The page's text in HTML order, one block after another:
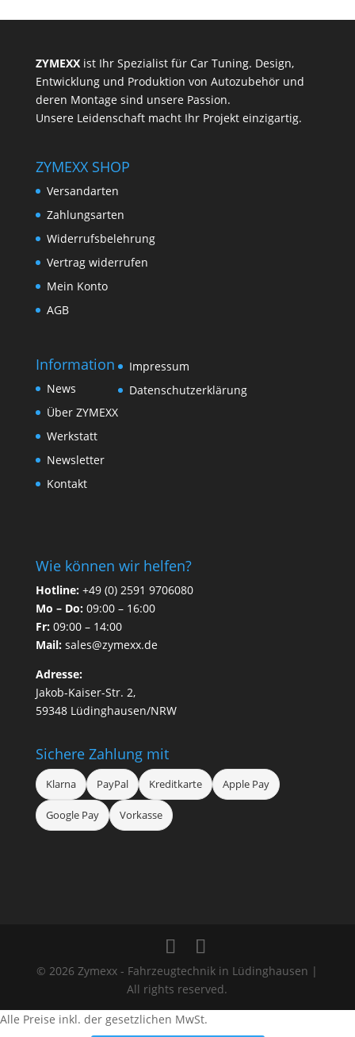
ZYMEXXist Ihr Spezialist für Car Tuning. Design,
Entwicklung und Produktion von Autozubehör und
deren Montage sind unsere Passion.
Unsere Leidenschaft macht Ihr Projekt einzigartig.
ZYMEXX SHOP
Versandarten
Zahlungsarten
Widerrufsbelehrung
Vertrag widerrufen
Mein Konto
AGB
Information
News
Über ZYMEXX
Werkstatt
Newsletter
Kontakt
Impressum
Datenschutzerklärung
Wie können wir helfen?
Hotline:+49 (0) 2591 9706080
Mo – Do:09:00 – 16:00
Fr:09:00 – 14:00
Mail:sales@zymexx.de
Adresse:
Jakob-Kaiser-Str. 2,
59348 Lüdinghausen/NRW
Sichere Zahlung mit
Klarna PayPal Kreditkarte Apple Pay
Google Pay Vorkasse
© 2026 Zymexx - Fahrzeugtechnik in Lüdinghausen |
All rights reserved.
Alle Preise inkl. der gesetzlichen MwSt.